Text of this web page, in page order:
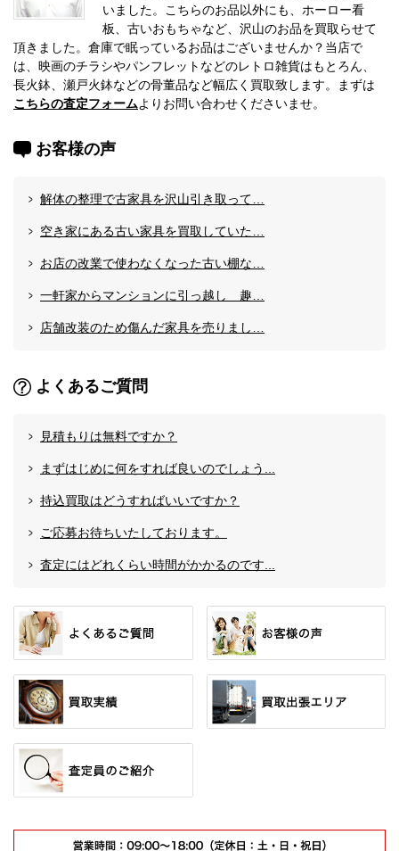
いました。こちらのお品以外にも、ホーロー看
板、古いおもちゃなど、沢山のお品を買取らせて
頂きました。倉庫で眠っているお品はございませんか？当店で
は、映画のチラシやパンフレットなどのレトロ雑貨はもとろん、
長火鉢、瀬戸火鉢などの骨董品など幅広く買取致します。まずは
こちらの査定フォームよりお問い合わせくださいませ。
お客様の声
解体の整理で古家具を沢山引き取って…
空き家にある古い家具を買取していた…
お店の改業で使わなくなった古い棚な…
一軒家からマンションに引っ越し 趣…
店舗改装のため傷んだ家具を売りまし…
よくあるご質問
見積もりは無料ですか？
まずはじめに何をすれば良いのでしょう...
持込買取はどうすればいいですか？
ご応募お待ちいたしております。
査定にはどれくらい時間がかかるのです...